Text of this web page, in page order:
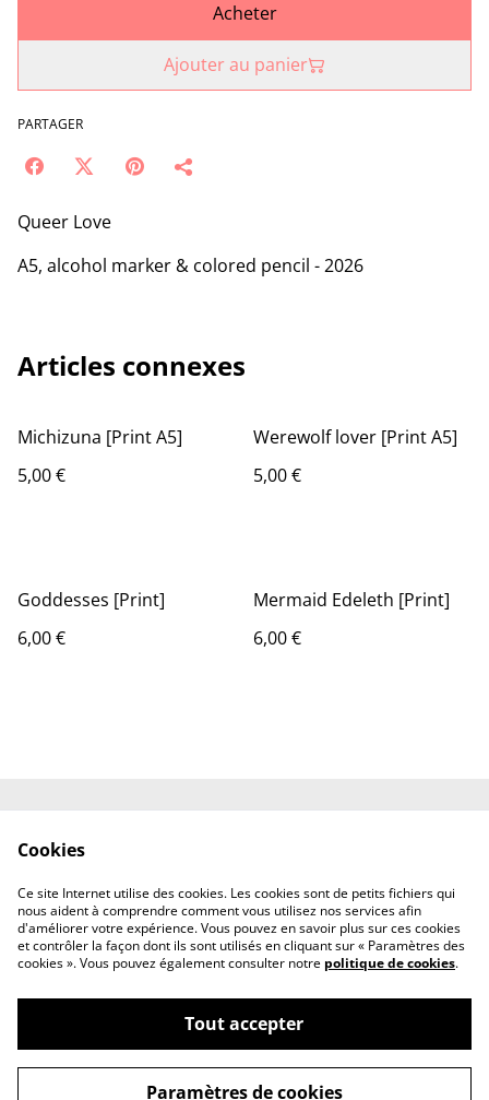
Acheter
Ajouter au panier
PARTAGER
Queer Love
A5, alcohol marker & colored pencil - 2026
Articles connexes
Michizuna [Print A5]
5,00 €
Werewolf lover [Print A5]
5,00 €
Goddesses [Print]
6,00 €
Mermaid Edeleth [Print]
6,00 €
Conditions
Cookies
©2026Resuri-
Cookies
Ce site Internet utilise des cookies. Les cookies sont de petits fichiers qui
nous aident à comprendre comment vous utilisez nos services afin
d'améliorer votre expérience. Vous pouvez en savoir plus sur ces cookies
et contrôler la façon dont ils sont utilisés en cliquant sur « Paramètres des
cookies ». Vous pouvez également consulter notre politique de cookies.
Tout accepter
Paramètres de cookies